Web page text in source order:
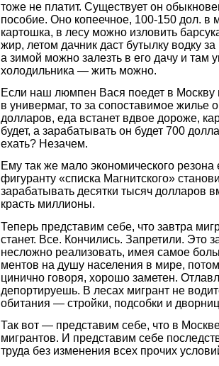
тоже не платит. Существует он
пособие. Оно копеечное, 100-150 дол. в
картошка, в лесу можно изловить
жир, летом дачник даст бутылку водку
а зимой можно залезть в его дачу и там
холодильника — жить можно.
Если наш люмпен Вася поедет в Москву
в универмаг, то за сопоставимое жилье
долларов, еда встанет вдвое дороже,
будет, а зарабатывать он будет 700
ехать? Незачем.
Ему так же мало экономического резона
фигуранту «списка Магнитского»
зарабатывать десятки тысяч долларов
красть миллионы.
Теперь представим себе, что завтра
станет. Все. Кончились. Запретили. Это
несложно реализовать, имея самое
ментов на душу населения в мире,
цинично говоря, хорошо заметен.
депортируешь. В лесах мигрант не
обитания — стройки, подсобки и
Так вот — представим себе, что в
мигрантов. И представим себе
труда без изменения всех прочих